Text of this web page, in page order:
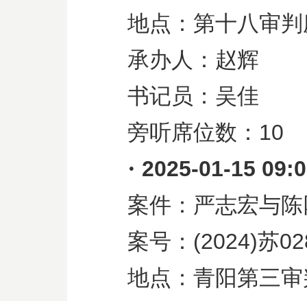
地点：第十八审
承办人：赵辉
书记员：吴佳
旁听席位数： 10
· 2025-01-15
案件：严志宏与
案号： (2024)苏
地点：青阳第三